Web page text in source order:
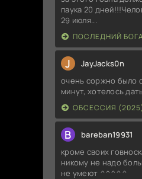
паука 20
29 июля...
ПОСЛЕДНИЙ
J JayJacks0n
очень соржно было
минут, хотелось
ОБСЕССИЯ
B bareban19931
кроме своих
никому не надо
не умеют ^^^^^